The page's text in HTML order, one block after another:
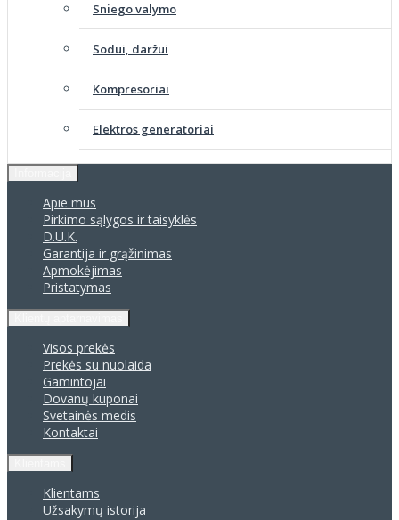
Sniego valymo
Sodui, daržui
Kompresoriai
Elektros generatoriai
Apie mus
Pirkimo sąlygos ir taisyklės
D.U.K.
Garantija ir grąžinimas
Apmokėjimas
Pristatymas
Visos prekės
Prekės su nuolaida
Gamintojai
Dovanų kuponai
Svetainės medis
Kontaktai
Klientams
Užsakymų istorija